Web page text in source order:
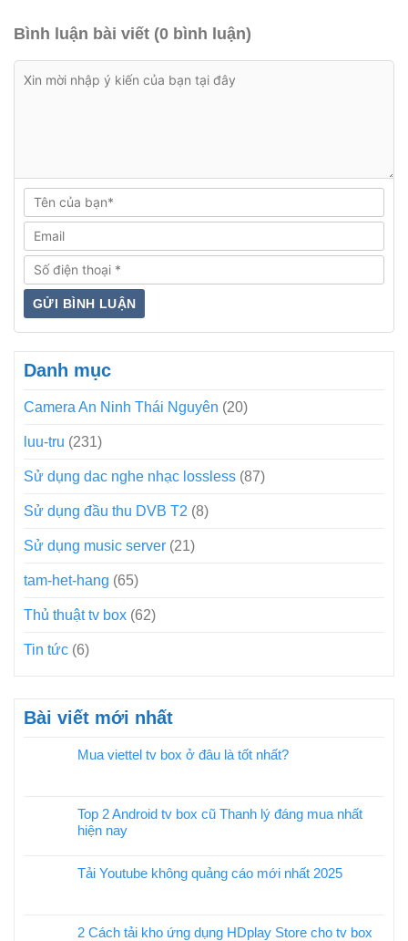
Bình luận bài viết (0 bình luận)
Danh mục
Camera An Ninh Thái Nguyên (20)
luu-tru (231)
Sử dụng dac nghe nhạc lossless (87)
Sử dụng đầu thu DVB T2 (8)
Sử dụng music server (21)
tam-het-hang (65)
Thủ thuật tv box (62)
Tin tức (6)
Bài viết mới nhất
Mua viettel tv box ở đâu là tốt nhất?
Top 2 Android tv box cũ Thanh lý đáng mua nhất
hiện nay
Tải Youtube không quảng cáo mới nhất 2025
2 Cách tải kho ứng dụng HDplay Store cho tv box